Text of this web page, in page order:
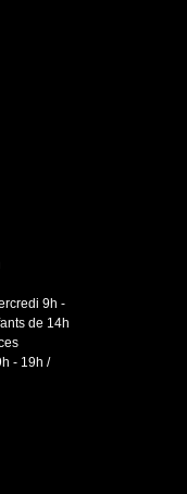
9h -
de 14h
- 19h /